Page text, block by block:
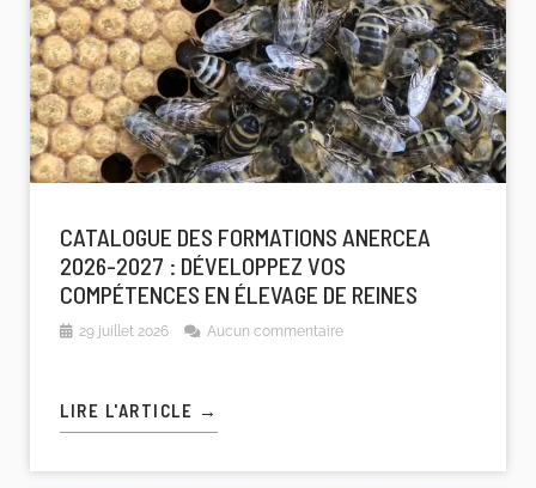
CATALOGUE DES FORMATIONS ANERCEA
2026-2027 : DÉVELOPPEZ VOS
COMPÉTENCES EN ÉLEVAGE DE REINES
29 juillet 2026 Aucun commentaire
LIRE L'ARTICLE →